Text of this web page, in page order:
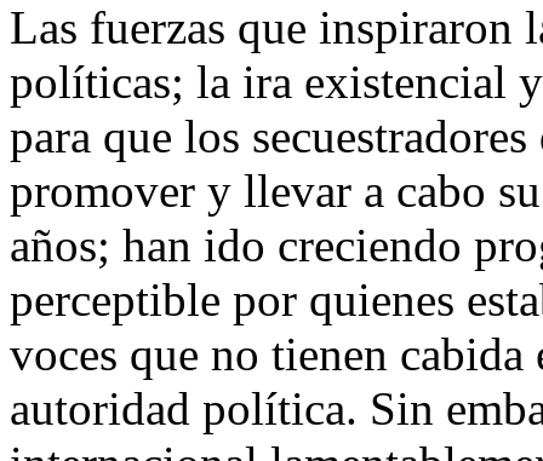
Las fuerzas que inspiraron
políticas; la ira existencial
para que los
promover y llevar a cabo
años; han ido creciendo
perceptible por quienes
voces que no tienen
autoridad política. Sin